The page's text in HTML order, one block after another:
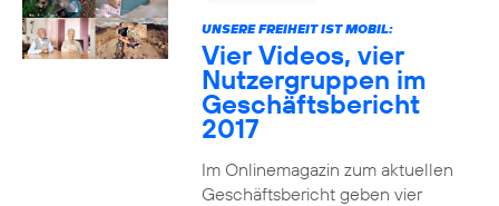
UNSERE FREIHEIT IST MOBIL:
Vier Videos, vier
Nutzergruppen im
Geschäftsbericht
2017
Im Onlinemagazin zum aktuellen
Geschäftsbericht geben vier